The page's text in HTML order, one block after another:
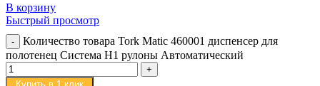
В корзину
Быстрый просмотр
Количество товара Tork Matic 460001 диспенсер для
полотенец Система H1 рулоны Автоматический